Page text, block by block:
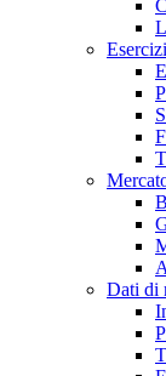
Dati di